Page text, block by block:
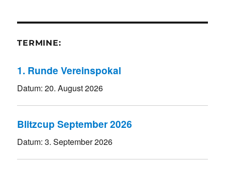
TERMINE:
1. Runde Vereinspokal
Datum:20. August 2026
Blitzcup September 2026
Datum:3. September 2026